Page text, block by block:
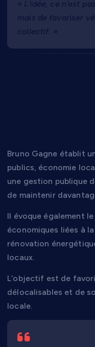
« L’idée, ce n’est
mais de favoriser
collectif. »
Bruno Gagne établit
publics, économie
une gestion publique
de maintenir
Il évoque également
économiques liées à
rénovation
locaux.
L’objectif est de
délocalisables et de
locale.